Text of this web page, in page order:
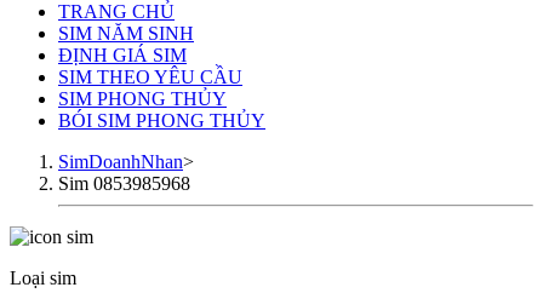
TRANG CHỦ
SIM NĂM SINH
ĐỊNH GIÁ SIM
SIM THEO YÊU CẦU
SIM PHONG THỦY
BÓI SIM PHONG THỦY
SimDoanhNhan>
Sim 0853985968
Loại sim